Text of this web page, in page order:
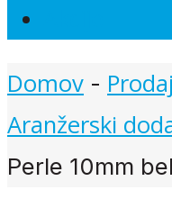
Domov -
Aranžerski
Perle 10mm